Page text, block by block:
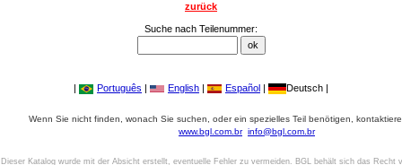
zurück
Suche nach Teilenummer:
| Português | English | Español | Deutsch |
Wenn Sie nicht finden, wonach Sie suchen, oder ein spezielles Teil benötigen,
www.bgl.com.br info@bgl.com.br
Dieser Katalog wurde mit der Absicht erstellt, eventuelle Fehler zu vermeiden. BGL behält sich das Recht